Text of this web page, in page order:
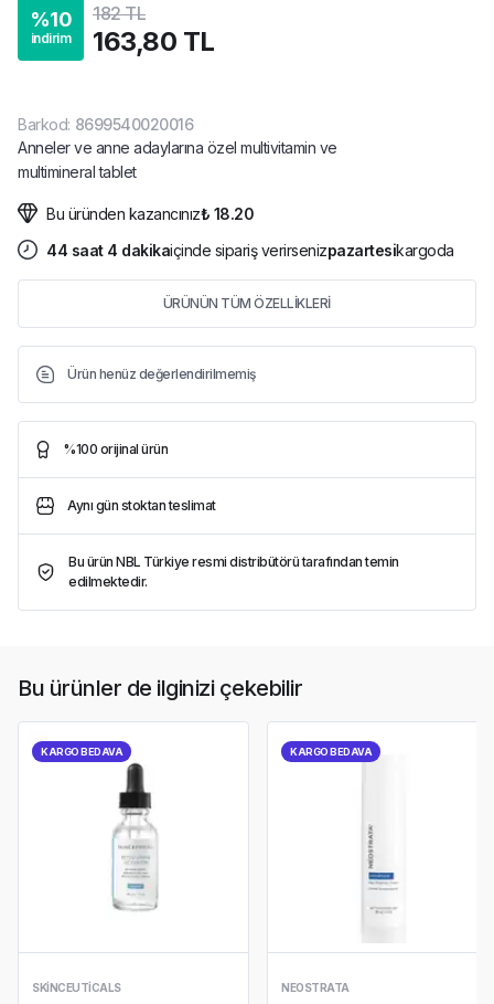
%10
indirim
182 TL
163,80 TL
Barkod: 8699540020016
Anneler ve anne adaylarına özel multivitamin ve
multimineral tablet
Bu üründen kazancınız₺ 18.20
44 saat 4 dakikaiçinde sipariş verirsenizpazartesikargoda
ÜRÜNÜN TÜM ÖZELLİKLERİ
Ürün henüz değerlendirilmemiş
%100 orijinal ürün
Aynı gün stoktan teslimat
Bu ürün NBL Türkiye resmi distribütörü tarafından temin
edilmektedir.
Bu ürünler de ilginizi çekebilir
KARGO BEDAVA
SKINCEUTICALS
KARGO BEDAVA
NEOSTRATA